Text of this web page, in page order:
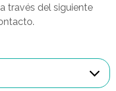
través del siguiente